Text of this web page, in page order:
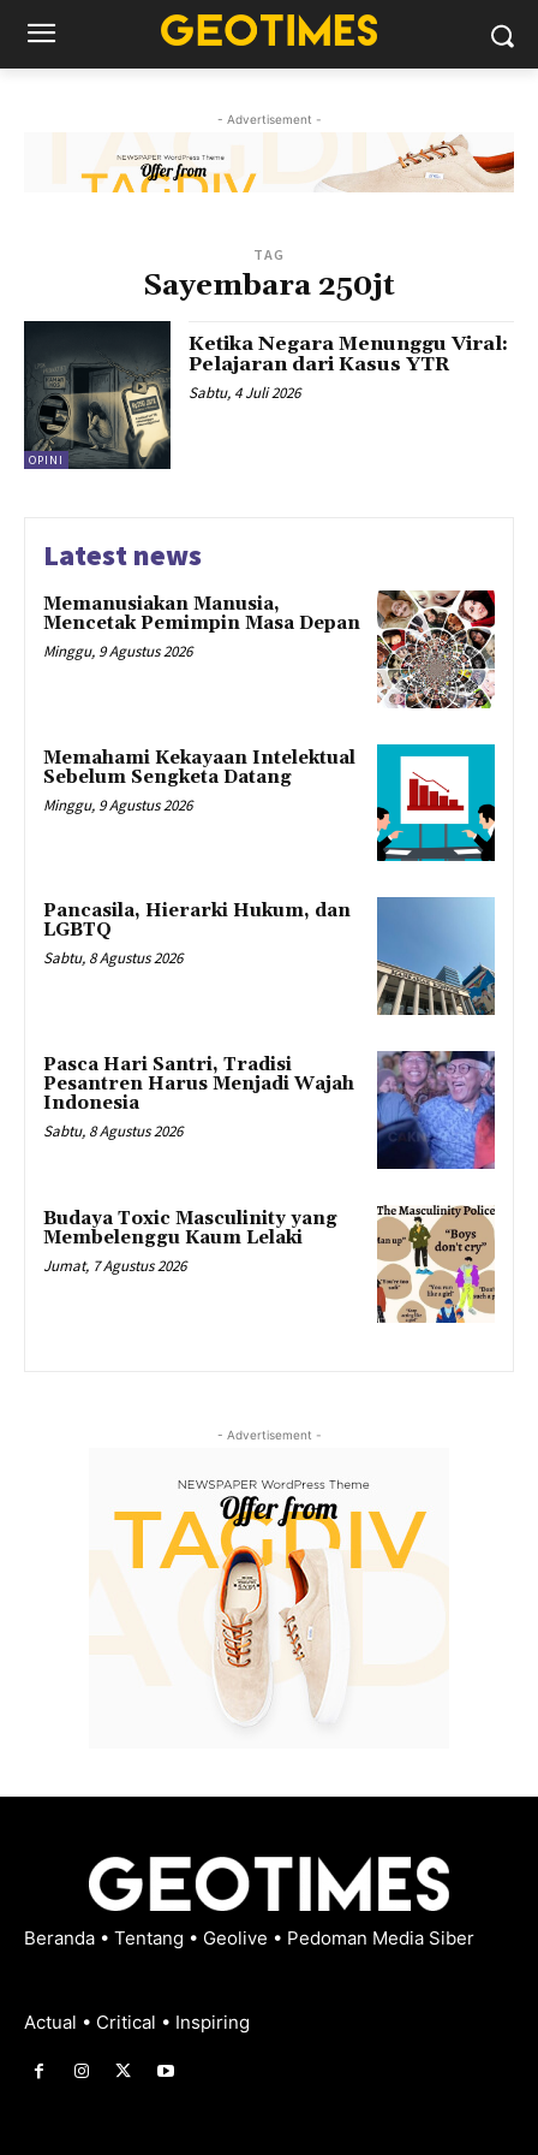
- Advertisement -
TAG
Sayembara 250jt
OPINI
Ketika Negara Menunggu Viral:
Pelajaran dari Kasus YTR
Sabtu, 4 Juli 2026
Latest news
Memanusiakan Manusia,
Mencetak Pemimpin Masa Depan
Minggu, 9 Agustus 2026
Memahami Kekayaan Intelektual
Sebelum Sengketa Datang
Minggu, 9 Agustus 2026
Pancasila, Hierarki Hukum, dan
LGBTQ
Sabtu, 8 Agustus 2026
Pasca Hari Santri, Tradisi
Pesantren Harus Menjadi Wajah
Indonesia
Sabtu, 8 Agustus 2026
Budaya Toxic Masculinity yang
Membelenggu Kaum Lelaki
Jumat, 7 Agustus 2026
- Advertisement -
Beranda • Tentang • Geolive • Pedoman Media Siber
Actual • Critical • Inspiring